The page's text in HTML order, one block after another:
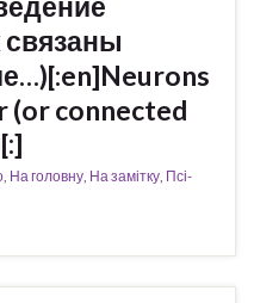
связаны
(or connected
На головну На замітку Псі-